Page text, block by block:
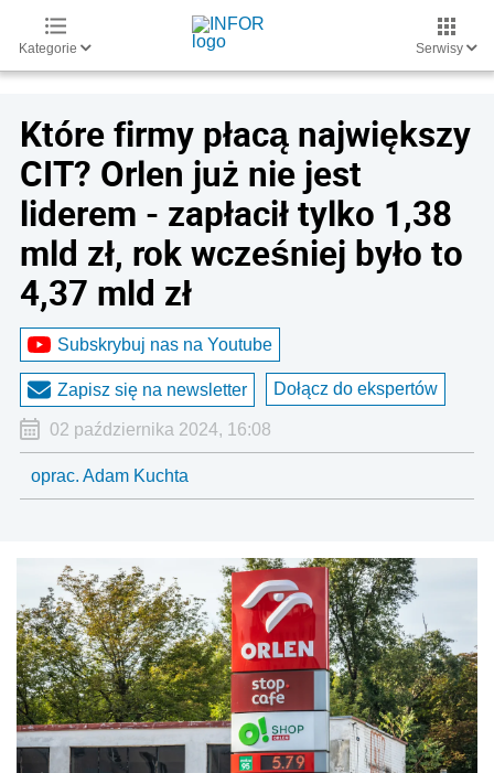
Kategorie Serwisy
Które firmy płacą największy
CIT? Orlen już nie jest
liderem - zapłacił tylko 1,38
mld zł, rok wcześniej było to
4,37 mld zł
Subskrybuj nas na Youtube
Zapisz się na newsletter Dołącz do ekspertów
02 października 2024, 16:08
oprac. Adam Kuchta